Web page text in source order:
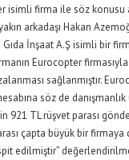
isimli firma ile söz konusu
yakın arkadaşı Hakan
Gıda İnşaat A.Ş isimli bir
Eurocopter
sağlanmıştır.
söz de danışmanlık
921 TL rüşvet parası
çapta büyük bir firmaya
edilmiştir”